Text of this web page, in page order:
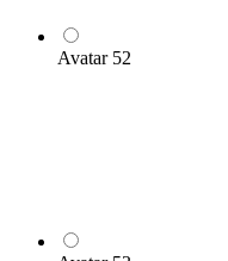
Avatar 52